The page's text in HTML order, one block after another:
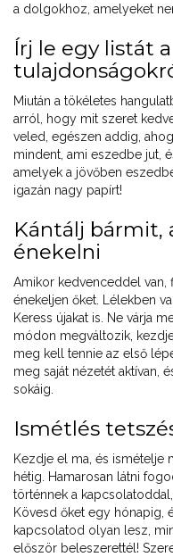
a dolgokhoz, amelyeket
Írj le egy listát
Miután a tökéletes
arról, hogy mit szeret
veled, egészen addig,
mindent, ami eszedbe jut,
amelyek a jövőben
igazán nagy papírt!
Kántálj bármit,
énekelni
Amikor kedvenceddel
énekeljen őket. Lélekben
Keress újakat is. Ne várja
módon megváltozik,
meg kell tennie az első
meg saját nézetét aktívan,
sokáig.
Ismétlés
Kezdje el ma, és
hétig. Hamarosan látni
történnek a
Kövesd őket egy hónapig,
kapcsolatod olyan lesz,
először beleszerettél!